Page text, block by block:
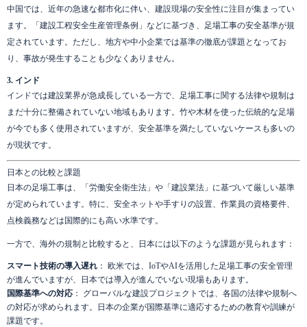
中国では、近年の急速な都市化に伴い、建設現場の安全性に注目が集まってい
ます。「建設工程安全生産管理条例」などに基づき、足場工事の安全基準が規
定されています。ただし、地方や中小企業では基準の徹底が課題となってお
り、事故が発生することも少なくありません。
3. インド
インドでは建設業界が急成長している一方で、足場工事に関する法律や規制は
まだ十分に整備されていない地域もあります。竹や木材を使った伝統的な足場
が今でも多く使用されていますが、安全基準を満たしていないケースも多いの
が現状です。
日本との比較と課題
日本の足場工事は、「労働安全衛生法」や「建設業法」に基づいて厳しい基準
が定められています。特に、安全ネットや手すりの設置、作業員の資格要件、
点検義務などは国際的にも高い水準です。
一方で、海外の規制と比較すると、日本には以下のような課題が見られます：
スマート技術の導入遅れ ： 欧米では、IoTやAIを活用した足場工事の安全管理
が進んでいますが、日本では導入が進んでいない現場もあります。
国際基準への対応 ： グローバルな建設プロジェクトでは、各国の法律や規制へ
の対応が求められます。日本の企業が国際基準に適応するための教育や訓練が
課題です。